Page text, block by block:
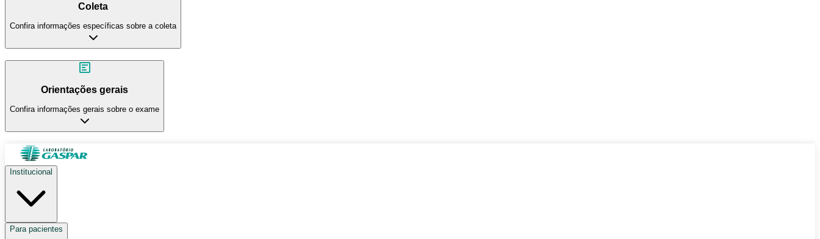
Coleta
Confira informações específicas sobre a coleta
Orientações gerais
Confira informações gerais sobre o exame
Institucional
Para pacientes